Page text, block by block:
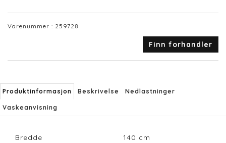
Varenummer : 259728
Finn forhandler
Produktinformasjon Beskrivelse Nedlastninger
Vaskeanvisning
Bredde 140 cm